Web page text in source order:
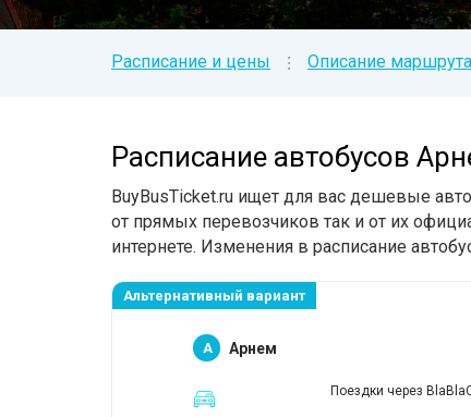
Расписание и цены ⁝ Описание маршрута
Расписание автобусов
BuyBusTicket.ru ищет для вас дешевые
от прямых перевозчиков так и от их
интернете. Изменения в расписание
Альтернативный вариант
A Арнем
Поездки через